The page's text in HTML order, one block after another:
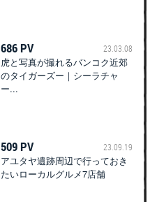
686 PV 23.03.08
虎と写真が撮れるバンコク近郊
のタイガーズー｜シーラチャ
ー...
509 PV 23.09.19
アユタヤ遺跡周辺で行っておき
たいローカルグルメ7店舗